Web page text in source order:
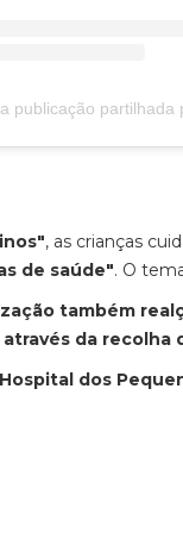
, as crianças
de saúde". O
também
através da
dos